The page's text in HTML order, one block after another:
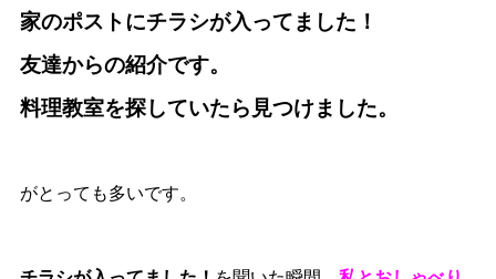
家のポストにチラシが入ってました！
友達からの紹介です。
料理教室を探していたら見つけました。
がとっても多いです。